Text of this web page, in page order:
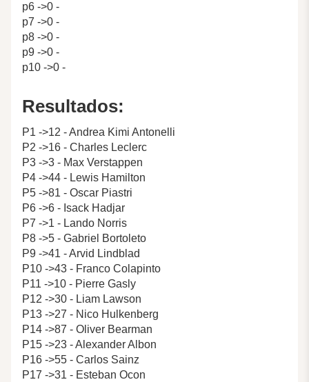
p6 ->0 -
p7 ->0 -
p8 ->0 -
p9 ->0 -
p10 ->0 -
Resultados:
P1 ->12 - Andrea Kimi Antonelli
P2 ->16 - Charles Leclerc
P3 ->3 - Max Verstappen
P4 ->44 - Lewis Hamilton
P5 ->81 - Oscar Piastri
P6 ->6 - Isack Hadjar
P7 ->1 - Lando Norris
P8 ->5 - Gabriel Bortoleto
P9 ->41 - Arvid Lindblad
P10 ->43 - Franco Colapinto
P11 ->10 - Pierre Gasly
P12 ->30 - Liam Lawson
P13 ->27 - Nico Hulkenberg
P14 ->87 - Oliver Bearman
P15 ->23 - Alexander Albon
P16 ->55 - Carlos Sainz
P17 ->31 - Esteban Ocon